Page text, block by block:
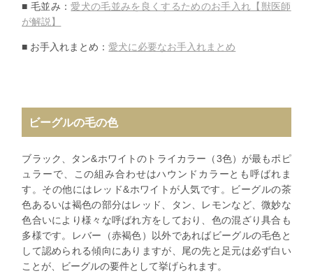
■ 毛並み：愛犬の毛並みを良くするためのお手入れ【獣医師
が解説】
■ お手入れまとめ：愛犬に必要なお手入れまとめ
ビーグルの毛の色
ブラック、タン&ホワイトのトライカラー（3色）が最もポピ
ュラーで、この組み合わせはハウンドカラーとも呼ばれま
す。その他にはレッド&ホワイトが人気です。ビーグルの茶
色あるいは褐色の部分はレッド、タン、レモンなど、微妙な
色合いにより様々な呼ばれ方をしており、色の混ざり具合も
多様です。レバー（赤褐色）以外であればビーグルの毛色と
して認められる傾向にありますが、 尾の先と足元は必ず白い
ことが、ビーグルの要件として挙げられます。